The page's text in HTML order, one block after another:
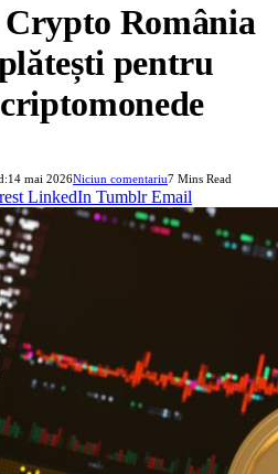
Crypto România
pentru
14 mai 2026Niciun comentariu7 Mins Read
LinkedIn Tumblr Email